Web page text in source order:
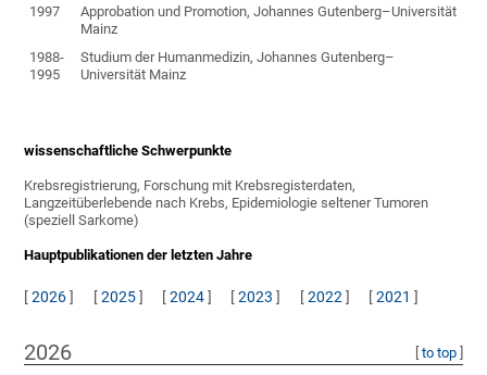
1997
Approbation und Promotion, Johannes Gutenberg–Universität
Mainz
1988-
1995
Studium der Humanmedizin, Johannes Gutenberg–
Universität Mainz
wissenschaftliche Schwerpunkte
Krebsregistrierung, Forschung mit Krebsregisterdaten,
Langzeitüberlebende nach Krebs, Epidemiologie seltener Tumoren
(speziell Sarkome)
Hauptpublikationen der letzten Jahre
[2026] [2025] [2024] [2023 ] [2022] [2021 ]
2026 to top]